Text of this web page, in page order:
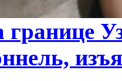
границе